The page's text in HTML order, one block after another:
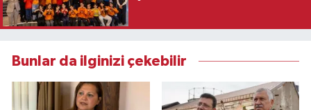
Bunlar da ilginizi çekebilir